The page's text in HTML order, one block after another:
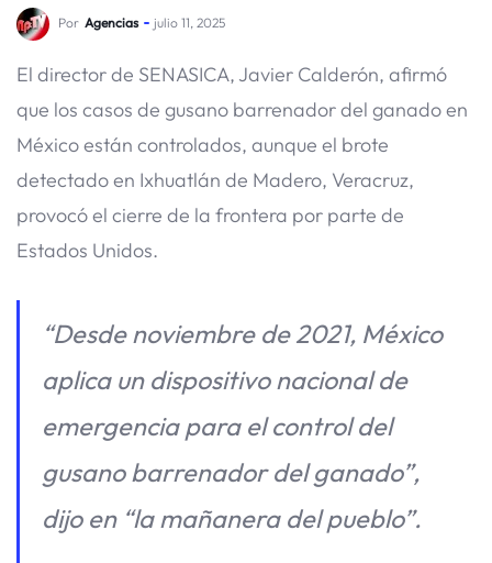
Por Agencias julio 11, 2025
El director de SENASICA, Javier Calderón, afirmó
que los casos de gusano barrenador del ganado en
México están controlados, aunque el brote
detectado en Ixhuatlán de Madero, Veracruz,
provocó el cierre de la frontera por parte de
Estados Unidos.
“Desde noviembre de 2021, México
aplica un dispositivo nacional de
emergencia para el control del
gusano barrenador del ganado”,
dijo en “la mañanera del pueblo”.